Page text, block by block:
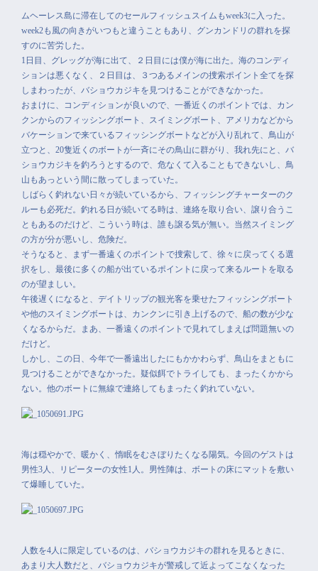
ムヘーレス島に滞在してのセールフィッシュスイムもweek3に入った。
week2も風の向きがいつもと違うこともあり、グンカンドリの群れを探
すのに苦労した。
1日目、グレッグが海に出て、２日目には僕が海に出た。海のコンディ
ションは悪くなく、２日目は、３つあるメインの捜索ポイント全てを探
しまわったが、バショウカジキを見つけることができなかった。
おまけに、コンディションが良いので、一番近くのポイントでは、カン
クンからのフィッシングボート、スイミングボート、アメリカなどから
バケーションで来ているフィッシングボートなどが入り乱れて、鳥山が
立つと、20隻近くのボートが一斉にその鳥山に群がり、我れ先にと、バ
ショウカジキを釣ろうとするので、危なくて入ることもできないし、鳥
山もあっという間に散ってしまっていた。
しばらく釣れない日々が続いているから、フィッシングチャーターのク
ルーも必死だ。釣れる日が続いてる時は、連絡を取り合い、譲り合うこ
ともあるのだけど、こういう時は、誰も譲る気が無い。当然スイミング
の方が分が悪いし、危険だ。
そうなると、まず一番遠くのポイントで捜索して、徐々に戻ってくる選
択をし、最後に多くの船が出ているポイントに戻って来るルートを取る
のが望ましい。
午後遅くになると、デイトリップの観光客を乗せたフィッシングボート
や他のスイミングボートは、カンクンに引き上げるので、船の数が少な
くなるからだ。まあ、一番遠くのポイントで見れてしまえば問題無いの
だけど。
しかし、この日、今年で一番遠出したにもかかわらず、鳥山をまともに
見つけることができなかった。疑似餌でトライしても、まったくかから
ない。他のボートに無線で連絡してもまったく釣れていない。
海は穏やかで、暖かく、惰眠をむさぼりたくなる陽気。今回のゲストは
男性3人、リピーターの女性1人。男性陣は、ボートの床にマットを敷い
て爆睡していた。
人数を4人に限定しているのは、バショウカジキの群れを見るときに、
あまり大人数だと、バショウカジキが警戒して近よってこなくなった